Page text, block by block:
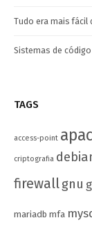
Tudo era mais fácil
Sistemas de
TAGS
access-point
criptografia
firewallgnu
mariadb mfa